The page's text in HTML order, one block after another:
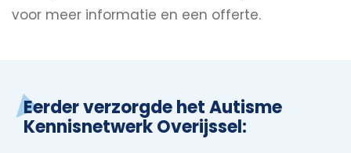
voor meer informatie en een offerte.
Eerder verzorgde het Autisme
Kennisnetwerk Overijssel: